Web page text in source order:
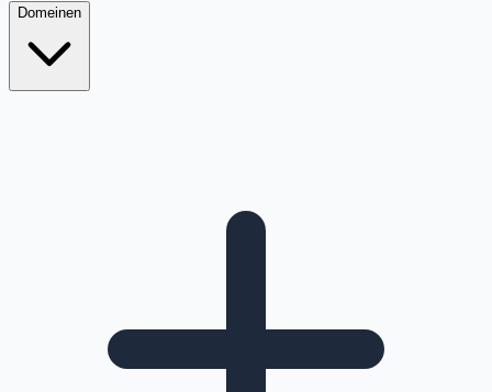
Domeinen